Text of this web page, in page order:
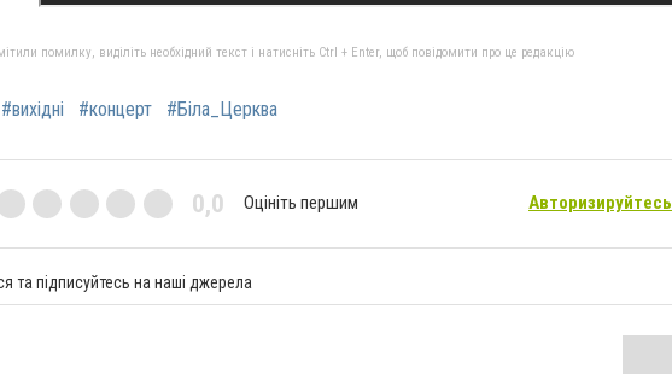
помилку, виділіть необхідний текст і натисніть Ctrl + Enter, щоб повідомити про це редакцію
#вихідні #концерт #Біла_Церква
0,0 Оцініть першим Авторизируйтесь
та підписуйтесь на наші джерела